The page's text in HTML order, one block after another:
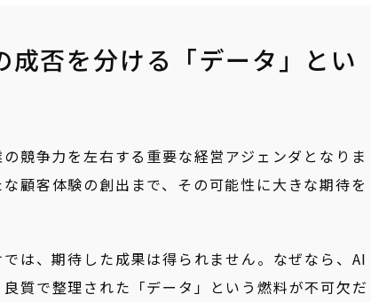
否を分ける「データ」とい
競争力を左右する重要な経営アジェンダとなりま
顧客体験の創出まで、その可能性に大きな期待を
は、期待した成果は得られません。なぜなら、AI
質で整理された「データ」という燃料が不可欠だ